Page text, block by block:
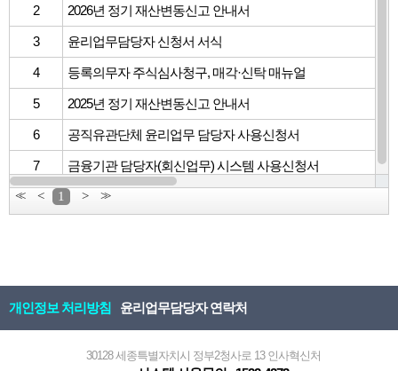
2 2026년 정기 재산변동신고 안내서
3 윤리업무담당자 신청서 서식
4 등록의무자 주식심사청구, 매각·신탁 매뉴얼
5 2025년 정기 재산변동신고 안내서
6 공직유관단체 윤리업무 담당자 사용신청서
7 금융기관 담당자(회신업무) 시스템 사용신청서
<< < 1 > >>
개인정보 처리방침 윤리업무담당자 연락처
30128 세종특별자치시 정부2청사로 13 인사혁신처